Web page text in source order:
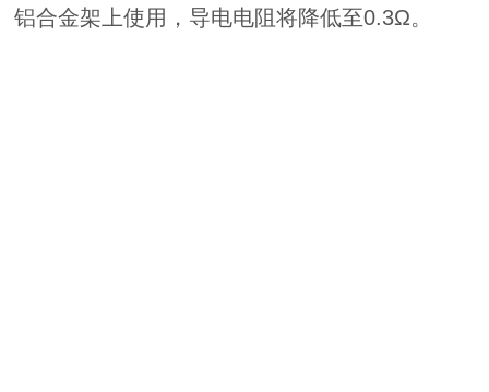
铝合金架上使用，导电电阻将降低至0.3Ω。